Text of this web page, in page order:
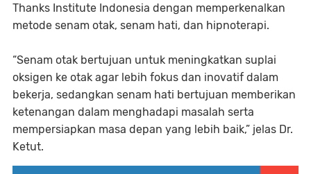
Thanks Institute Indonesia dengan memperkenalkan
metode senam otak, senam hati, dan hipnoterapi.
“Senam otak bertujuan untuk meningkatkan suplai
oksigen ke otak agar lebih fokus dan inovatif dalam
bekerja, sedangkan senam hati bertujuan memberikan
ketenangan dalam menghadapi masalah serta
mempersiapkan masa depan yang lebih baik,” jelas Dr.
Ketut.